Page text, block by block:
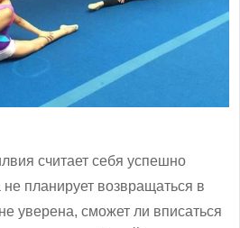
считает себя успешно
планирует возвращаться в
уверена, сможет ли вписаться